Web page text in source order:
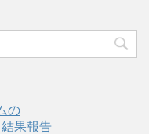
の
果報告